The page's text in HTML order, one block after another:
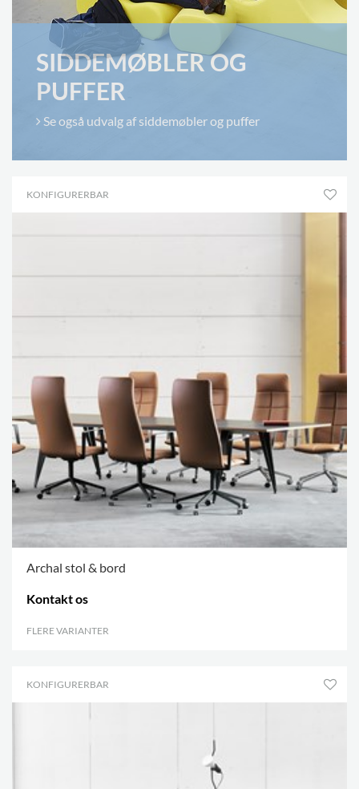
SIDDEMØBLER OG
PUFFER
Se også udvalg af siddemøbler og puffer
KONFIGURERBAR
Archal stol & bord
Kontakt os
FLERE VARIANTER
KONFIGURERBAR